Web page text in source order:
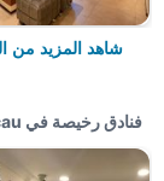
شاهد المزيد من
فنادق رخيصة في Macau